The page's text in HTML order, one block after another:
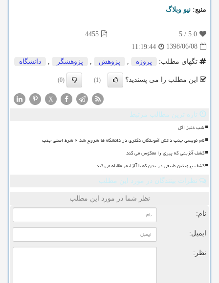
منبع: نیو وبلاگ
5.0
/
5
4455
1398/06/08
11:19:44
تگهای مطلب:
پروژه , پژوهش , پژوهشگر , دانشگاه
این مطلب را می پسندید؟ (1)
(0)
X
تازه ترین مطالب مرتبط
شب دنیز اگل
نام نویسی جذب دانش آموختگان دکتری در دانشگاه ها شروع شد ۲ شرط اصلی جذب
کشف آنزیمی که پیری را معکوس می کند
کشف پروتئین طبیعی در بدن که با آلزایمر مقابله می کند
نظرات بینندگان در مورد این مطلب
نظر شما در مورد این مطلب
نام:
ایمیل:
نظر: